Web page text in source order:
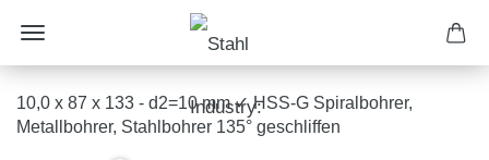
10,0 x 87 x 133 - d2=10 mm ✓ HSS-G Spiralbohrer,
Metallbohrer, Stahlbohrer 135° geschliffen